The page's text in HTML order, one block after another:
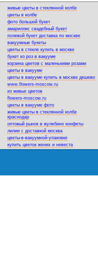
живые цветы в стеклянной колбе
цветы в колбе
фото большой букет
амариллис свадебный букет
полевой букет доставка по москве
вакуумные букеты
цветы в стекле купить в москве
букет из роз в вакууме
корзина цветов с маленькими розами
цветы в вакууме
цветы в вакууме купить в москве дешево
www.flowers-moscow.ru
из живых цветов
flowers-moscow.ru
цветы в вакууме фото
живые цветы в стеклянной колбе
краснодар
оптовый рынок в жулебино конфеты
лилии с доставкой москва
цветы-в-вакуумной-упаковке
купить цветок жених и невеста